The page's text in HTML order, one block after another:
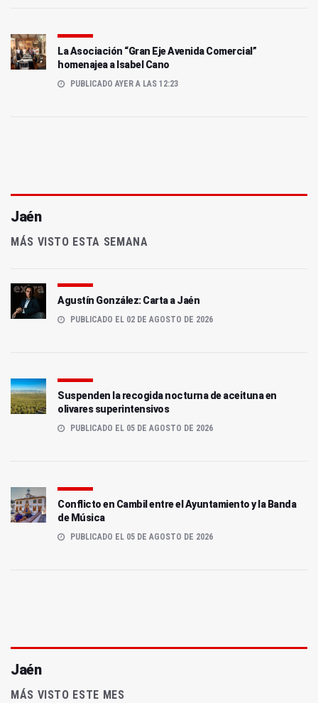
La Asociación “Gran Eje Avenida Comercial”
homenajea a Isabel Cano
PUBLICADO AYER A LAS 12:23
Jaén
MÁS VISTO ESTA SEMANA
Agustín González: Carta a Jaén
PUBLICADO EL 02 DE AGOSTO DE 2026
Suspenden la recogida nocturna de aceituna en
olivares superintensivos
PUBLICADO EL 05 DE AGOSTO DE 2026
Conflicto en Cambil entre el Ayuntamiento y la Banda
de Música
PUBLICADO EL 05 DE AGOSTO DE 2026
Jaén
MÁS VISTO ESTE MES